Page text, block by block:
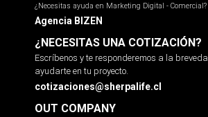
¿Necesitas ayuda en Marketing Digital - Comercial?
Agencia BIZEN
¿NECESITAS UNA COTIZACIÓN?
Escríbenos y te responderemos a la
ayudarte en tu proyecto.
cotizaciones@sherpalife.cl
OUT COMPANY